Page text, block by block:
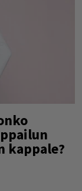
kappale?